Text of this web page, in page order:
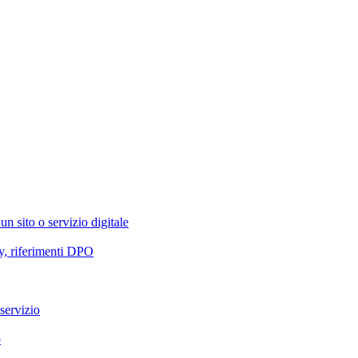
sito o servizio digitale
riferimenti DPO